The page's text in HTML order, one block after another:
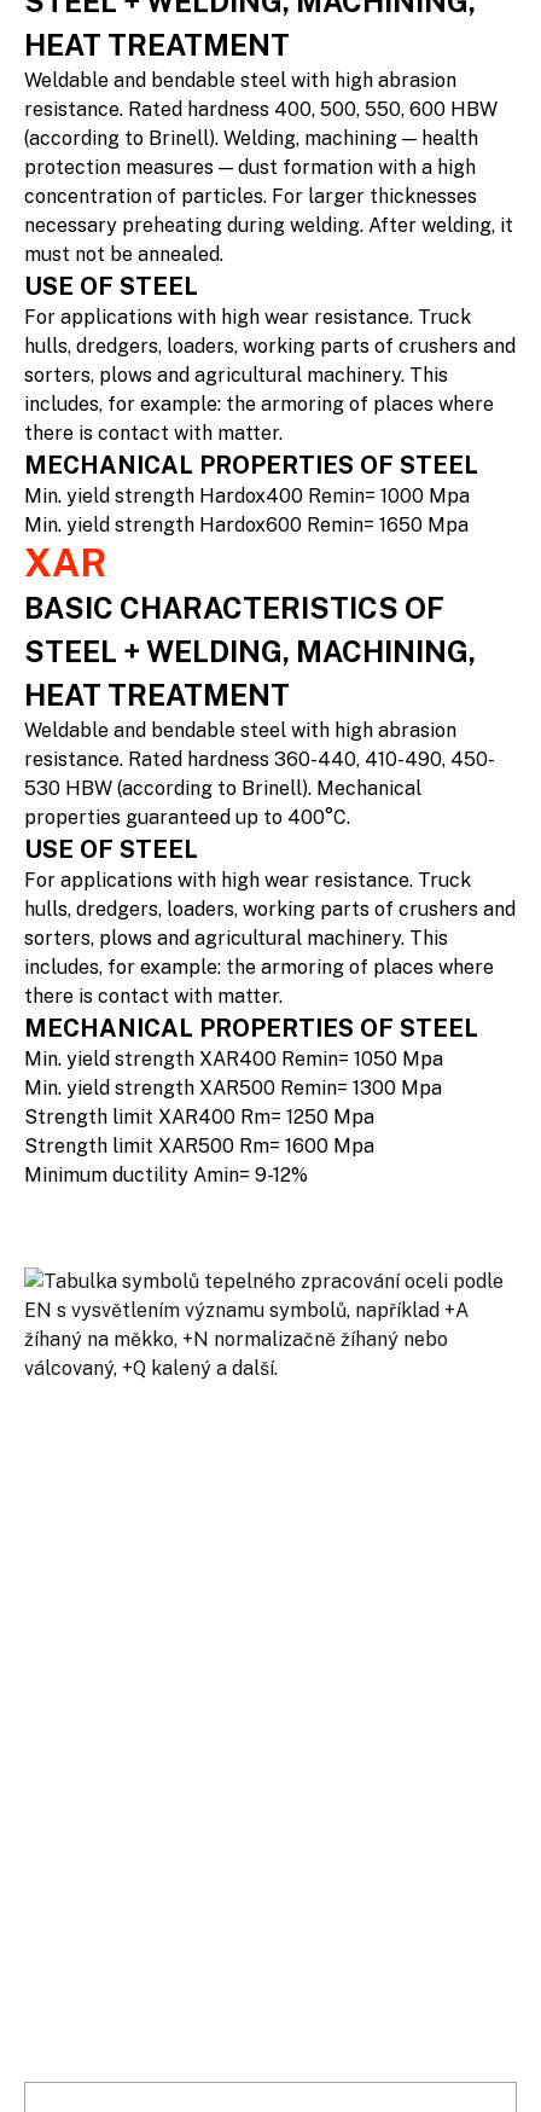
HEAT TREATMENT
Weldable and bendable steel with high abrasion
resistance. Rated hardness 400, 500, 550, 600 HBW
(according to Brinell). Welding, machining — health
protection measures — dust formation with a high
concentration of particles. For larger thicknesses
necessary preheating during welding. After welding, it
must not be annealed.
USE OF STEEL
For applications with high wear resistance. Truck
hulls, dredgers, loaders, working parts of crushers and
sorters, plows and agricultural machinery. This
includes, for example: the armoring of places where
there is contact with matter.
MECHANICAL PROPERTIES OF STEEL
Min. yield strength Hardox400 Remin= 1000 Mpa
Min. yield strength Hardox600 Remin= 1650 Mpa
XAR
BASIC CHARACTERISTICS OF
STEEL + WELDING, MACHINING,
HEAT TREATMENT
Weldable and bendable steel with high abrasion
resistance. Rated hardness 360-440, 410-490, 450-
530 HBW (according to Brinell). Mechanical
properties guaranteed up to 400°C.
USE OF STEEL
For applications with high wear resistance. Truck
hulls, dredgers, loaders, working parts of crushers and
sorters, plows and agricultural machinery. This
includes, for example: the armoring of places where
there is contact with matter.
MECHANICAL PROPERTIES OF STEEL
Min. yield strength XAR400 Remin= 1050 Mpa
Min. yield strength XAR500 Remin= 1300 Mpa
Strength limit XAR400 Rm= 1250 Mpa
Strength limit XAR500 Rm= 1600 Mpa
Minimum ductility Amin= 9-12%